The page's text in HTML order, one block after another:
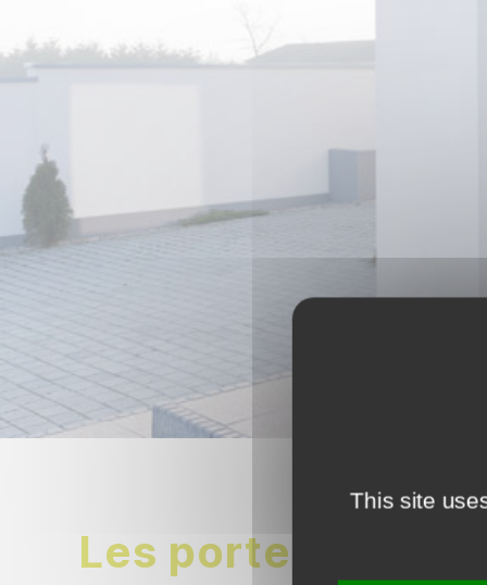
Les portes
This site